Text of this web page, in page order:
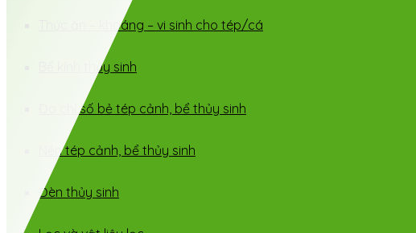
Thức ăn – khoáng – vi sinh cho tép/cá
Bể kính thủy sinh
Đo chỉ số bẻ tép cảnh, bể thủy sinh
Nền tép cảnh, bể thủy sinh
Đèn thủy sinh